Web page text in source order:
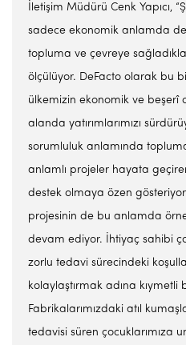
İletişim Müdürü Cenk Yapıcı,
sadece ekonomik anlamda
topluma ve çevreye
ölçülüyor. DeFacto olarak bu
ülkemizin ekonomik ve beşerî
alanda yatırımlarımızı
sorumluluk anlamında
anlamlı projeler hayata
destek olmaya özen
projesinin de bu anlamda
devam ediyor. İhtiyaç sahibi
zorlu tedavi sürecindeki
kolaylaştırmak adına kıymetli
Fabrikalarımızdaki atıl
tedavisi süren çocuklarımıza